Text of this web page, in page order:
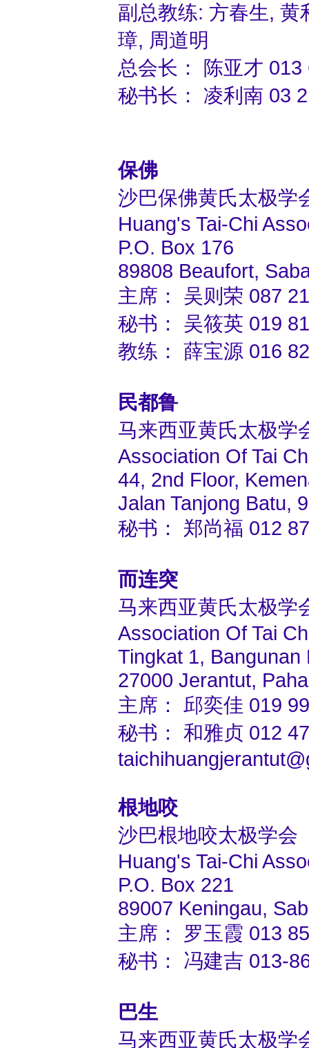
副总教练: 方春生, 黄
璋, 周道明
总会长： 陈亚才 013
秘书长： 凌利南 03
保佛
沙巴保佛黄氏太极学
Huang's Tai-Chi
P.O. Box 176
89808 Beaufort,
主席： 吴则荣 087
秘书： 吴筱英 019
教练： 薛宝源 016
民都鲁
马来西亚黄氏太极学
Association Of Tai
44, 2nd Floor,
Jalan Tanjong Batu,
秘书： 郑尚福 012
而连突
马来西亚黄氏太极学
Association Of Tai
Tingkat 1,
27000 Jerantut,
主席： 邱奕佳 019
秘书： 和雅贞 012
根地咬
沙巴根地咬太极学会
Huang's Tai-Chi
P.O. Box 221
89007 Keningau,
主席： 罗玉霞 013
秘书： 冯建吉 013-
巴生
马来西亚黄氏太极学